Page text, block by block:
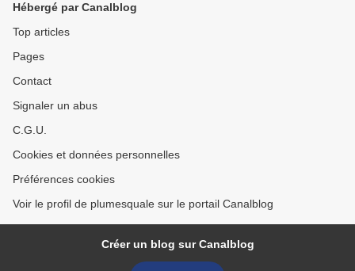
Hébergé par Canalblog
Top articles
Pages
Contact
Signaler un abus
C.G.U.
Cookies et données personnelles
Préférences cookies
Voir le profil de plumesquale sur le portail Canalblog
Créer un blog sur Canalblog